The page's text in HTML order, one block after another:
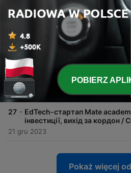
29 - Yalanzhi Objects:
бізнес у парі та продажі на
МСБ
30 sty 2024
28 -
CleanTech-cтартап rekava:
гущі, свідоме споживання та
/ Сила Бізнесу. МСБ
18 sty 2024
27 - EdTech-стартап Mate
інвестиції, вихід за кордон /
21 gru 2023
Pokaż więcej
POBIERZ